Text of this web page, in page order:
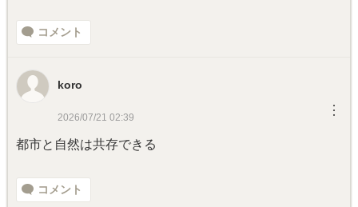
コメント
koro
2026/07/21 02:39 ︙
都市と自然は共存できる
コメント